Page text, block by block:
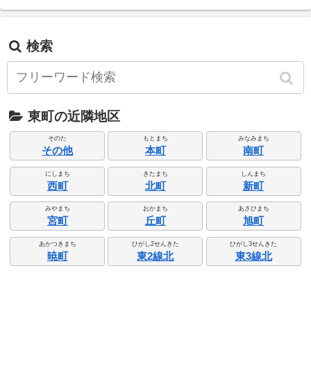
検索
東町の近隣地区
そのた
その他
もとまち
本町
みなみまち
南町
にしまち
西町
きたまち
北町
しんまち
新町
みやまち
宮町
おかまち
丘町
あさひまち
旭町
あかつきまち
暁町
ひがし2せんきた
東2線北
ひがし3せんきた
東3線北